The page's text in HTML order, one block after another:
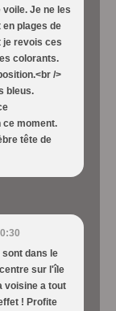
voile. Je ne les
en plages de
je revois ces
colorants.
/>
bleus.
ce moment.
tête de
sont dans le
sur l'île
voisine a tout
! Profite